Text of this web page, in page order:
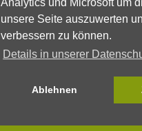
Analytics und Microsoft um
unsere Seite auszuwerten
verbessern zu können.
Details in unserer
Ablehnen